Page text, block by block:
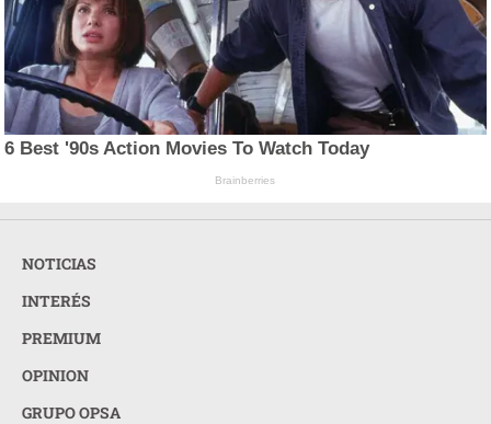
6 Best '90s Action Movies To Watch Today
Brainberries
NOTICIAS
INTERÉS
PREMIUM
OPINION
GRUPO OPSA